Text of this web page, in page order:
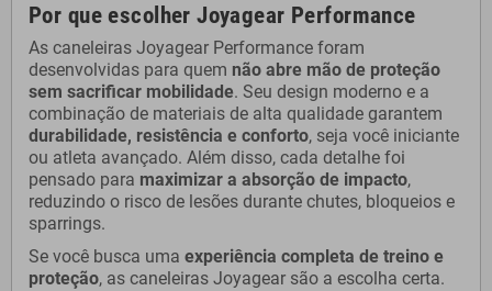
Por que escolher Joyagear Performance
As caneleiras Joyagear Performance foram
desenvolvidas para quem não abre mão de proteção
sem sacrificar mobilidade. Seu design moderno e a
combinação de materiais de alta qualidade garantem
durabilidade, resistência e conforto, seja você iniciante
ou atleta avançado. Além disso, cada detalhe foi
pensado para maximizar a absorção de impacto,
reduzindo o risco de lesões durante chutes, bloqueios e
sparrings.
Se você busca uma experiência completa de treino e
proteção, as caneleiras Joyagear são a escolha certa.